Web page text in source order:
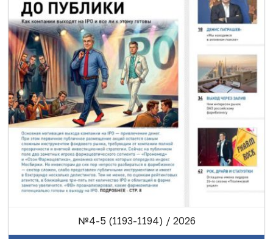
№4-5 (1193-1194) / 2026